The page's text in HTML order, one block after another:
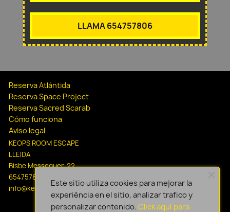
LLAMA 654757806
Reserva Atlántida
Reserva Space Project
Reserva Sacred Scarab
Cómo funciona
Aviso legal
KEOPS ROOM ESCAPE
LLEIDA
Bisbe Messeguer, 22
654757806
info@keopsescapelleida.com
Este sitio utiliza cookies para mejorar la
experiéncia en el sitio, analizar trafico y
personalizar contenido. Click aquí para